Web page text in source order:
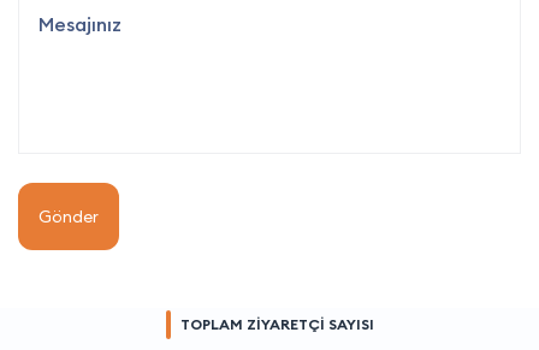
Gönder
TOPLAM ZİYARETÇİ SAYISI